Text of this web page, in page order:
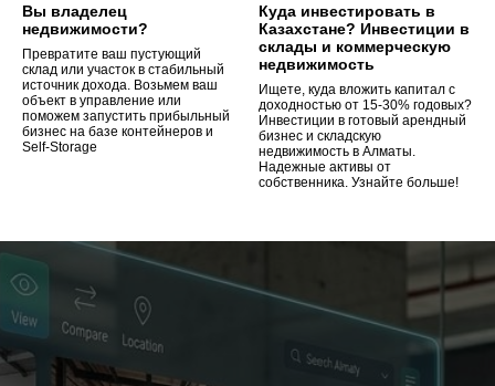
Вы владелец
недвижимости?
Превратите ваш пустующий
склад или участок в стабильный
источник дохода. Возьмем ваш
объект в управление или
поможем запустить прибыльный
бизнес на базе контейнеров и
Self-Storage
Куда инвестировать в
Казахстане? Инвестиции в
склады и коммерческую
недвижимость
Ищете, куда вложить капитал с
доходностью от 15-30% годовых?
Инвестиции в готовый арендный
бизнес и складскую
недвижимость в Алматы.
Надежные активы от
собственника. Узнайте больше!